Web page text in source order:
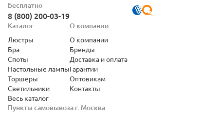
Бесплатно
8 (800) 200-03-19
Пункты самовывоза г. Москва
Каталог
Люстры
Бра
Споты
Настольные лампы
Торшеры
Светильники
Весь каталог
О компании
О компании
Бренды
Доставка и оплата
Гарантии
Оптовикам
Контакты